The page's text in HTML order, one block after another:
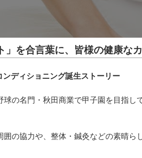
」を合言葉に、皆様の健康な
ンディショニング誕生ストーリー
の名門・秋田商業で甲子園を目指し
の協力や、整体・鍼灸などの素晴ら